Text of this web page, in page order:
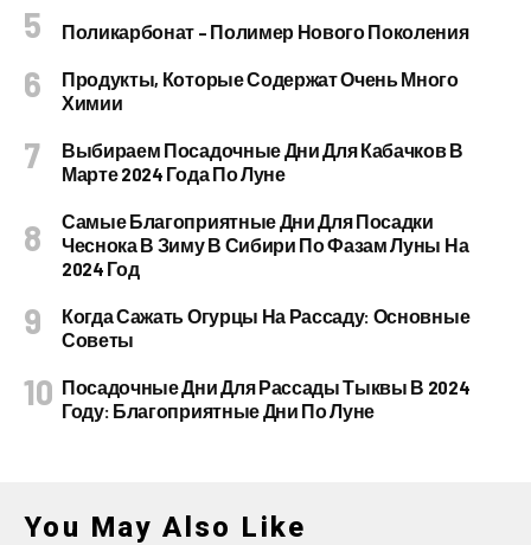
Поликарбонат – Полимер Нового Поколения
Продукты, Которые Содержат Очень Много
Химии
Выбираем Посадочные Дни Для Кабачков В
Марте 2024 Года По Луне
Самые Благоприятные Дни Для Посадки
Чеснока В Зиму В Сибири По Фазам Луны На
2024 Год
Когда Сажать Огурцы На Рассаду: Основные
Советы
Посадочные Дни Для Рассады Тыквы В 2024
Году: Благоприятные Дни По Луне
You May Also Like